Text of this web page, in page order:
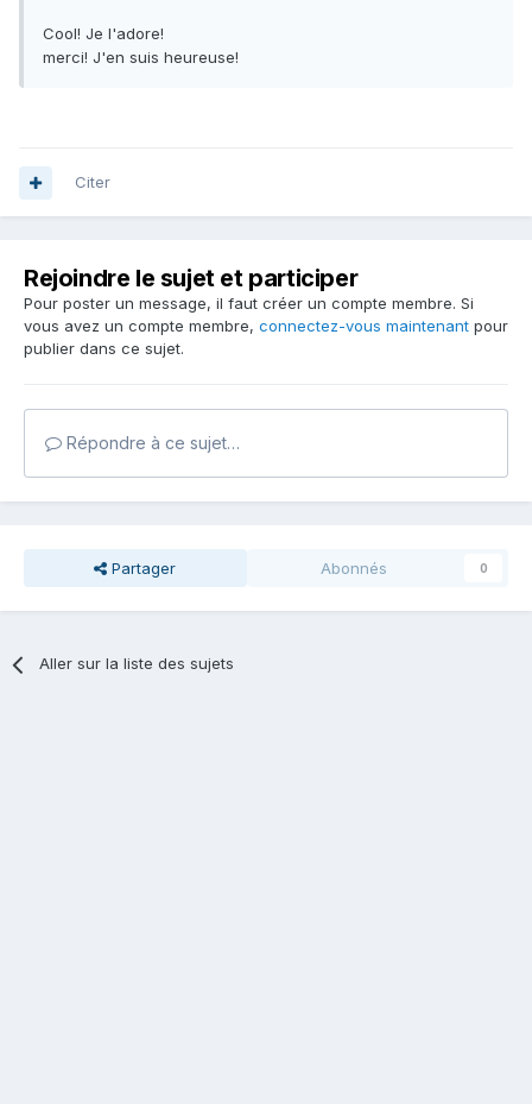
Cool! Je l'adore!
merci! J'en suis heureuse!
Citer
Rejoindre le sujet et participer
Pour poster un message, il faut créer un compte membre. Si
vous avez un compte membre, connectez-vous maintenant pour
publier dans ce sujet.
Répondre à ce sujet…
Partager Abonnés 0
Aller sur la liste des sujets